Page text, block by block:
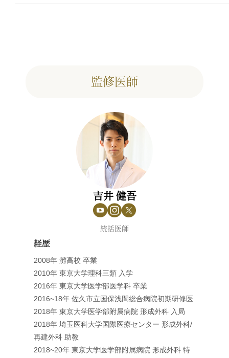
監修医師
吉井 健吾
統括医師
経歴
2008年 灘高校 卒業
2010年 東京大学理科三類 入学
2016年 東京大学医学部医学科 卒業
2016~18年 佐久市立国保浅間総合病院初期研修医
2018年 東京大学医学部附属病院 形成外科 入局
2018年 埼玉医科大学国際医療センター 形成外科/
再建外科 助教
2018~20年 東京大学医学部附属病院 形成外科 特